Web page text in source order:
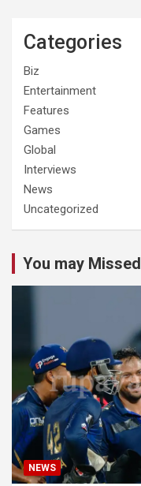
Categories
Biz
Entertainment
Features
Games
Global
Interviews
News
Uncategorized
You may Missed
NEWS